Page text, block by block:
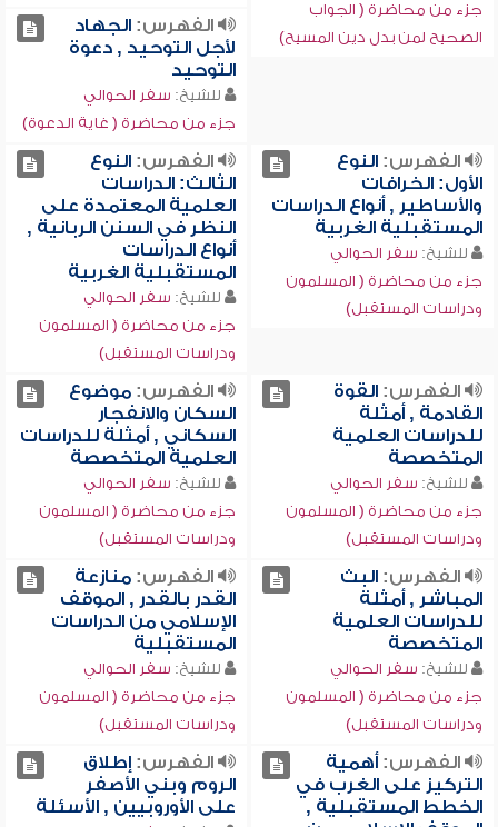
جزء من محاضرة ( الجواب
الصحيح لمن بدل دين المسيح)
الفهرس:الجهاد
لأجل التوحيد , دعوة
التوحيد
للشيخ: سفر الحوالي
جزء من محاضرة ( غاية الدعوة)
الفهرس:النوع
الأول: الخرافات
والأساطير , أنواع الدراسات
المستقبلية الغربية
للشيخ: سفر الحوالي
جزء من محاضرة ( المسلمون
ودراسات المستقبل)
الفهرس:النوع
الثالث: الدراسات
العلمية المعتمدة على
النظر في السنن الربانية ,
أنواع الدراسات
المستقبلية الغربية
للشيخ: سفر الحوالي
جزء من محاضرة ( المسلمون
ودراسات المستقبل)
الفهرس:القوة
القادمة , أمثلة
للدراسات العلمية
المتخصصة
للشيخ: سفر الحوالي
جزء من محاضرة ( المسلمون
ودراسات المستقبل)
الفهرس:موضوع
السكان والانفجار
السكاني , أمثلة للدراسات
العلمية المتخصصة
للشيخ: سفر الحوالي
جزء من محاضرة ( المسلمون
ودراسات المستقبل)
الفهرس:البث
المباشر , أمثلة
للدراسات العلمية
المتخصصة
للشيخ: سفر الحوالي
جزء من محاضرة ( المسلمون
ودراسات المستقبل)
الفهرس:منازعة
القدر بالقدر , الموقف
الإسلامي من الدراسات
المستقبلية
للشيخ: سفر الحوالي
جزء من محاضرة ( المسلمون
ودراسات المستقبل)
الفهرس:أهمية
التركيز على الغرب في
الخطط المستقبلية ,
الفهرس:إطلاق
الروم وبني الأصفر
على الأوروبيين , الأسئلة